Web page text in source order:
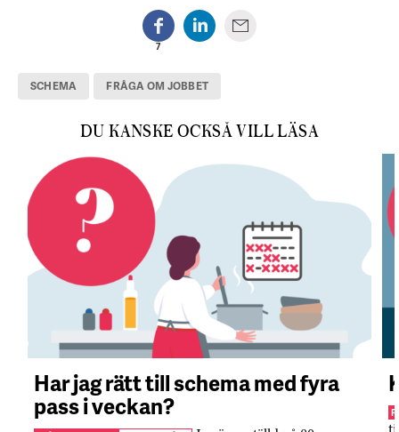
7
SCHEMA FRÅGA OM JOBBET
DU KANSKE OCKSÅ VILL LÄSA
Har jag rätt till schema med fyra
pass i veckan?